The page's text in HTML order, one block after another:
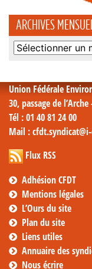
ARCHIVES
Archives
Union Fédérale
30, passage de l’Arche
Tél : 01 40 81 24 00
Mail :
Flux RSS
Adhésion CFDT
Mentions légales
L’Ours du site
Plan du site
Liens utiles
Annuaire des
Nous écrire